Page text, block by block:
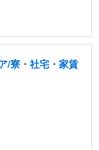
/寮・社宅・家賃